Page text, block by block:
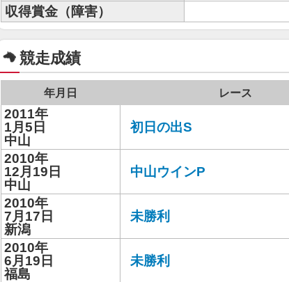
収得賞金（障害）
競走成績
年月日 レース
2011年
1月5日
中山
初日の出S
2010年
12月19日
中山
中山ウインP
2010年
7月17日
新潟
未勝利
2010年
6月19日
福島
未勝利